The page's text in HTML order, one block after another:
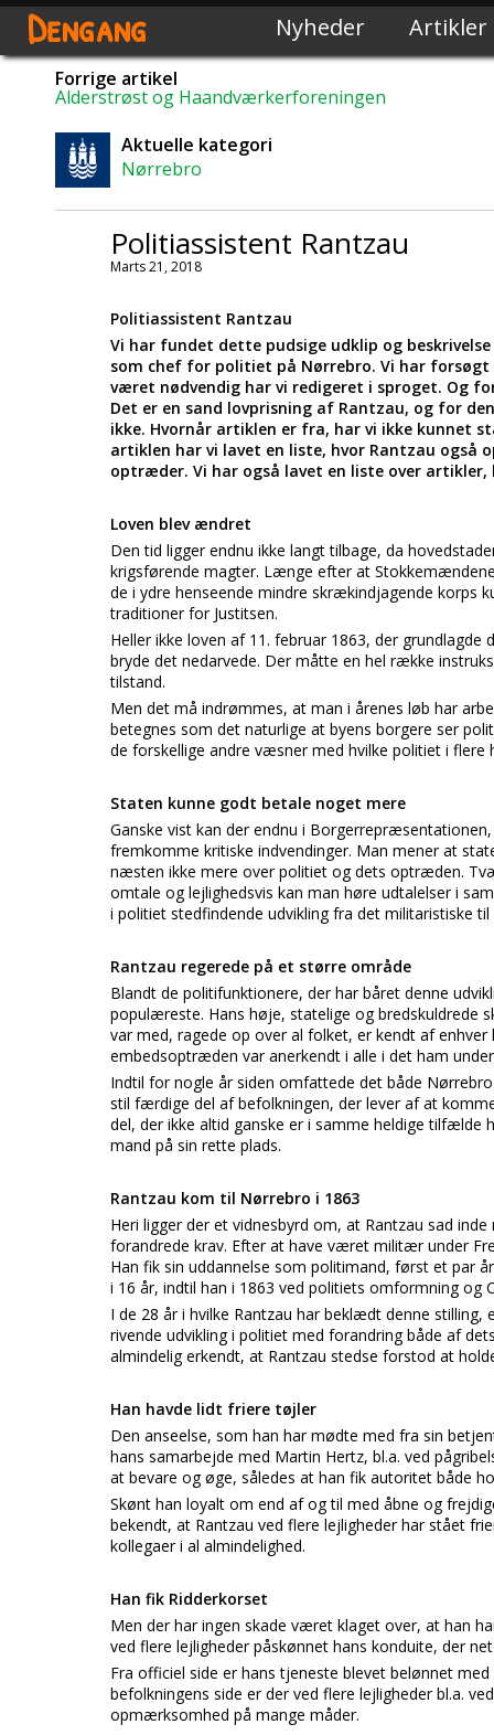
Dengang Nyheder Artikler
Forrige artikel
Alderstrøst og Haandværkerforeningen
Aktuelle kategori
Nørrebro
Politiassistent Rantzau
Marts 21, 2018
Politiassistent Rantzau
Vi har fundet dette pudsige udklip og
som chef for politiet på Nørrebro. Vi har
været nødvendig har vi redigeret i sproget. Og
Det er en sand lovprisning af Rantzau, og for
ikke. Hvornår artiklen er fra, har vi ikke kunnet
artiklen har vi lavet en liste, hvor Rantzau
optræder. Vi har også lavet en liste over
Loven blev ændret
Den tid ligger endnu ikke langt tilbage, da
krigsførende magter. Længe efter at
de i ydre henseende mindre skrækindjagende korps
traditioner for Justitsen.
Heller ikke loven af 11. februar 1863, der
bryde det nedarvede. Der måtte en hel række
tilstand.
Men det må indrømmes, at man i årenes løb har
betegnes som det naturlige at byens borgere ser
de forskellige andre væsner med hvilke politiet i flere
Staten kunne godt betale noget mere
Ganske vist kan der endnu i
fremkomme kritiske indvendinger. Man mener at
næsten ikke mere over politiet og dets optræden.
omtale og lejlighedsvis kan man høre udtalelser i
i politiet stedfindende udvikling fra det militaristiske
Rantzau regerede på et større område
Blandt de politifunktionere, der har båret denne
populæreste. Hans høje, statelige og bredskuldrede
var med, ragede op over al folket, er kendt af
embedsoptræden var anerkendt i alle i det ham
Indtil for nogle år siden omfattede det både
stil færdige del af befolkningen, der lever af at
del, der ikke altid ganske er i samme heldige tilfælde
mand på sin rette plads.
Rantzau kom til Nørrebro i 1863
Heri ligger der et vidnesbyrd om, at Rantzau sad
forandrede krav. Efter at have været militær under
Han fik sin uddannelse som politimand, først et par
i 16 år, indtil han i 1863 ved politiets omformning
I de 28 år i hvilke Rantzau har beklædt denne
rivende udvikling i politiet med forandring både af
almindelig erkendt, at Rantzau stedse forstod at
Han havde lidt friere tøjler
Den anseelse, som han har mødte med fra sin
hans samarbejde med Martin Hertz, bl.a. ved
at bevare og øge, således at han fik autoritet både
Skønt han loyalt om end af og til med åbne og
bekendt, at Rantzau ved flere lejligheder har stået
kollegaer i al almindelighed.
Han fik Ridderkorset
Men der har ingen skade været klaget over, at han
ved flere lejligheder påskønnet hans konduite, der
Fra officiel side er hans tjeneste blevet belønnet
befolkningens side er der ved flere lejligheder bl.a.
opmærksomhed på mange måder.